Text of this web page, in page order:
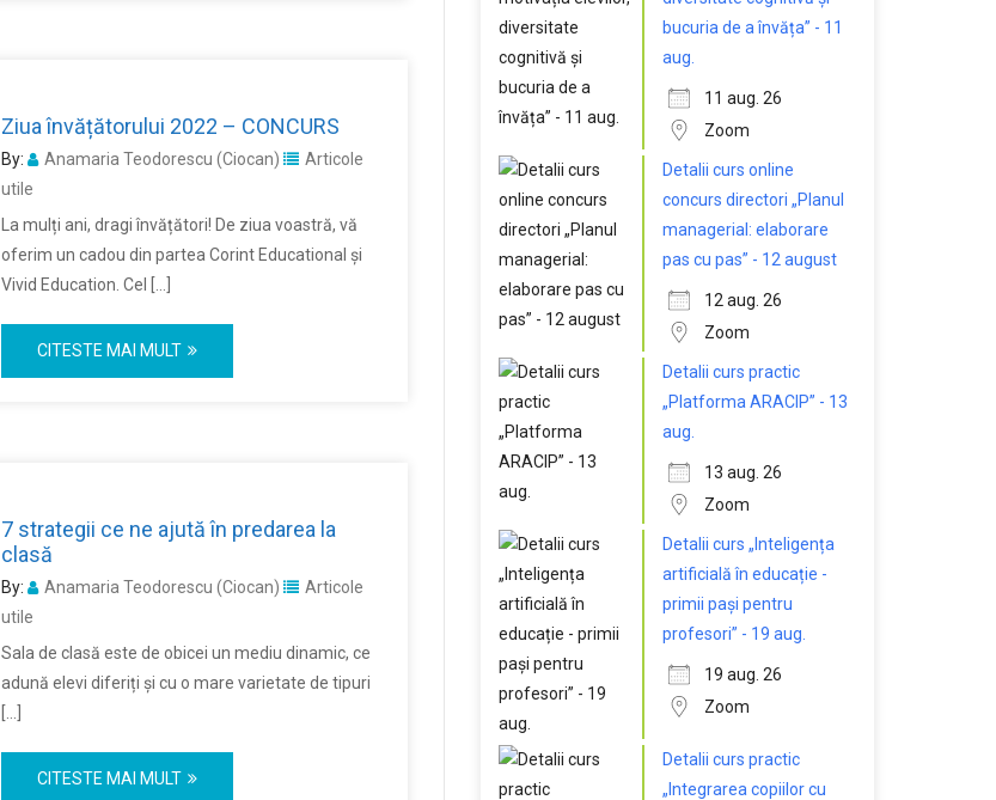
Ziua învățătorului 2022 – CONCURS
By: Anamaria Teodorescu (Ciocan)
Articole
utile
La mulți ani, dragi învățători! De ziua voastră, vă
oferim un cadou din partea Corint Educational și
Vivid Education. Cel […]
CITESTE MAI MULT
7 strategii ce ne ajută în predarea la
clasă
By: Anamaria Teodorescu (Ciocan)
Articole
utile
Sala de clasă este de obicei un mediu dinamic, ce
adună elevi diferiți și cu o mare varietate de tipuri
CITESTE MAI MULT
bucuria de a învăța” - 11
aug.
11 aug. 26
Zoom
Detalii curs online
concurs directori „Planul
managerial: elaborare
pas cu pas” - 12 august
12 aug. 26
Zoom
Detalii curs practic
„Platforma ARACIP” - 13
aug.
13 aug. 26
Zoom
Detalii curs „Inteligența
artificială în educație -
primii pași pentru
profesori” - 19 aug.
19 aug. 26
Zoom
Detalii curs practic
„Integrarea copiilor cu